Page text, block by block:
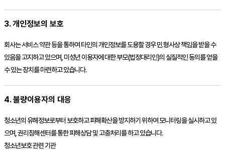
3. 개인정보의 보호
회사는 서비스 약관 등을 통하여 타인의 개인정보를 도용할 경우 민.형사상 책임을 받을 수
있음을 고지하고 있으며, 미성년 이용자에 대한 부모(법정대리인)의 실질적인 동의를 얻을
수 있는 장치를 마련하고 있습니다.
4. 불량이용자의 대응
청소년의 유해정보로부터 보호하고 피해확산을 방지하기 위하여 모니터링을 실시하고 있
으며, 권리침해센터를 통한 피해상담 및 고충처리를 하고 있습니다.
청소년보호 관련 기관